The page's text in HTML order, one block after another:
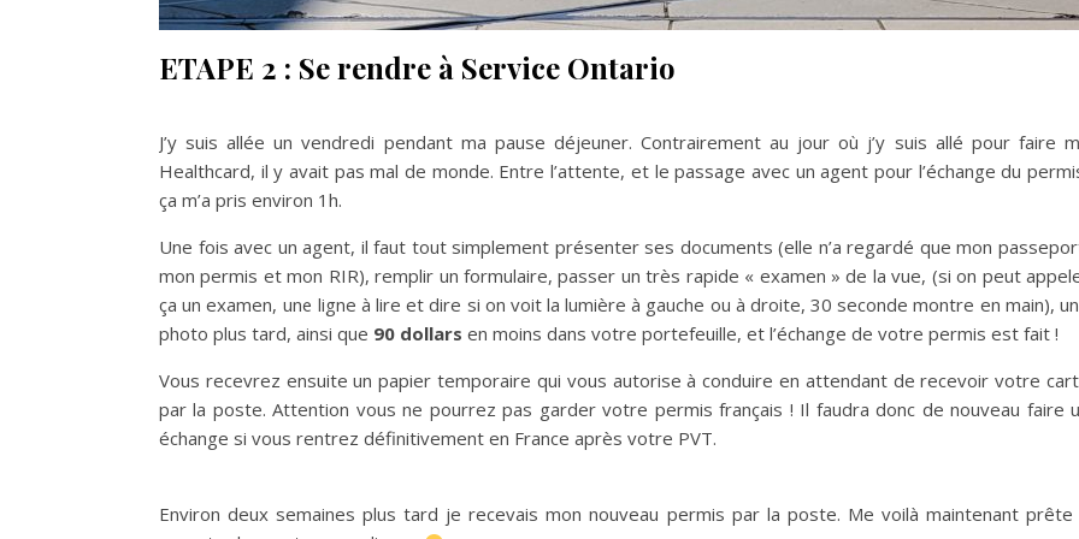
ETAPE 2 : Se rendre à Service Ontario
J’y suis allée un vendredi pendant ma pause déjeuner. Contrairement au jour où j’y suis allé pour faire
Healthcard, il y avait pas mal de monde. Entre l’attente, et le passage avec un agent pour l’échange du
ça m’a pris environ 1h.
Une fois avec un agent, il faut tout simplement présenter ses documents (elle n’a regardé que mon
mon permis et mon RIR), remplir un formulaire, passer un très rapide « examen » de la vue, (si on peut
ça un examen, une ligne à lire et dire si on voit la lumière à gauche ou à droite, 30 seconde montre en main),
photo plus tard, ainsi que 90 dollars en moins dans votre portefeuille, et l’échange de votre permis est fait !
Vous recevrez ensuite un papier temporaire qui vous autorise à conduire en attendant de recevoir votre
par la poste. Attention vous ne pourrez pas garder votre permis français ! Il faudra donc de nouveau faire
échange si vous rentrez définitivement en France après votre PVT.
Environ deux semaines plus tard je recevais mon nouveau permis par la poste. Me voilà maintenant prête